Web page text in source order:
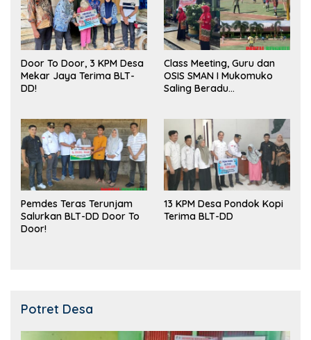
Door To Door, 3 KPM Desa
Mekar Jaya Terima BLT-
DD!
Class Meeting, Guru dan
OSIS SMAN I Mukomuko
Saling Beradu
Pemdes Teras Terunjam
Salurkan BLT-DD Door To
Door!
13 KPM Desa Pondok Kopi
Terima BLT-DD
Potret Desa